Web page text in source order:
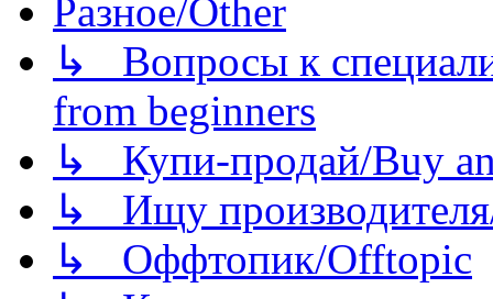
Разное/Other
↳ Вопросы к
from beginners
↳ Купи-продай/Buy
↳ Ищу
↳ Оффтопик/Offtopic